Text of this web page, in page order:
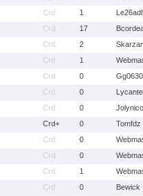
Crd 1
Crd 17
Crd 2
Crd 1
Crd 0
Crd 0
Lycante
Crd 0
Jolynico
Crd+ 0
Tomfdz
Crd 0
Crd 0
Crd 1
Crd 0
Bewick